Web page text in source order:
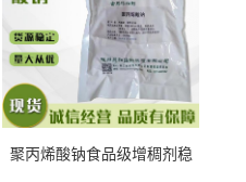
聚丙烯酸钠食品级增稠剂稳